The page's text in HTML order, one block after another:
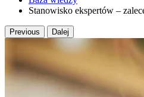
Stanowisko ekspertów –
Previous Dalej